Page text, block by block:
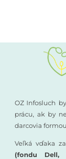
OZ Infosluch
prácu, ak by
darcovia
Veľká vďaka
(fondu Dell,